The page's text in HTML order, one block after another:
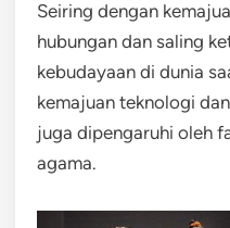
Seiring dengan
hubungan dan saling
kebudayaan di dunia
kemajuan teknologi
juga dipengaruhi oleh
agama.